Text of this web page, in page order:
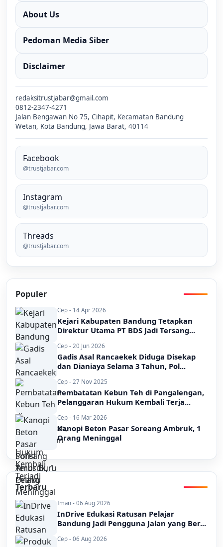
About Us
Pedoman Media Siber
Disclaimer
redaksitrustjabar@gmail.com
0812-2347-4271
Jalan Bengawan No 75, Cihapit, Kecamatan Bandung
Wetan, Kota Bandung, Jawa Barat, 40114
Facebook
@trustjabar.com
Instagram
@trustjabar.com
Threads
@trustjabar.com
Populer
Cep - 14 Apr 2026
Kejari Kabupaten Bandung Tetapkan
Direktur Utama PT BDS Jadi Tersang...
Cep - 20 Jun 2026
Gadis Asal Rancaekek Diduga Disekap
dan Dianiaya Selama 3 Tahun, Pol...
Cep - 27 Nov 2025
Pembatatan Kebun Teh di Pangalengan,
Pelanggaran Hukum Kembali Terja...
Cep - 16 Mar 2026
Kanopi Beton Pasar Soreang Ambruk, 1
Orang Meninggal
Terbaru
Iman - 06 Aug 2026
InDrive Edukasi Ratusan Pelajar
Bandung Jadi Pengguna Jalan yang Ber...
Cep - 06 Aug 2026